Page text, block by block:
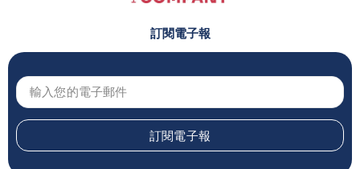
訂閱電子報
訂閱電子報